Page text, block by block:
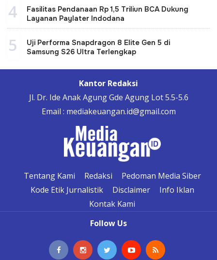
4
Fasilitas Pendanaan Rp 1,5 Triliun BCA Dukung
Layanan Paylater Indodana
5
Uji Performa Snapdragon 8 Elite Gen 5 di
Samsung S26 Ultra Terlengkap
Kantor Redaksi
Jl. Dr. Ide Anak Agung Gde Agung Lot 5.5-5.6
Email : mediakeuangan.id@gmail.com
Tentang Kami Redaksi
Pedoman Media Siber
Kode Etik Jurnalistik
Disclaimer
Info Iklan
Kontak Kami
Follow Us